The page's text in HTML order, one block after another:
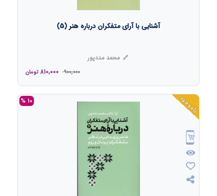
آشنایی با آرای متفکران درباره هنر (5)
محمد مددپور
900,000
810,000 تومان
ناموجود 10 %